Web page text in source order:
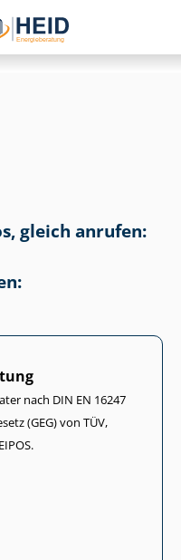
gleich anrufen:
nach DIN EN 16247
(GEG) von TÜV,